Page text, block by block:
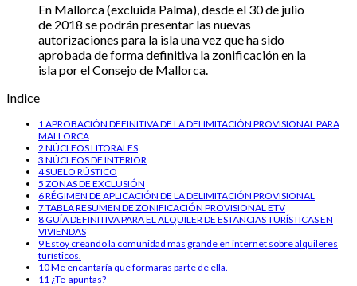
En Mallorca (excluida Palma), desde el 30 de julio
de 2018 se podrán presentar las nuevas
autorizaciones para la isla una vez que ha sido
aprobada de forma definitiva la zonificación en la
isla por el Consejo de Mallorca.
Indice
1 APROBACIÓN DEFINITIVA DE LA DELIMITACIÓN PROVISIONAL PARA
MALLORCA
2 NÚCLEOS LITORALES
3 NÚCLEOS DE INTERIOR
4SUELO RÚSTICO
5 ZONAS DE EXCLUSIÓN
6RÉGIMEN DE APLICACIÓN DE LA DELIMITACIÓN PROVISIONAL
7TABLA RESUMEN DE ZONIFICACIÓN PROVISIONAL ETV
8GUÍA DEFINITIVA PARA EL ALQUILER DE ESTANCIAS TURÍSTICAS EN
VIVIENDAS
9Estoy creando la comunidad más grande en internet sobre alquileres
turísticos.
10Me encantaría que formaras parte de ella.
11 ¿Te apuntas?